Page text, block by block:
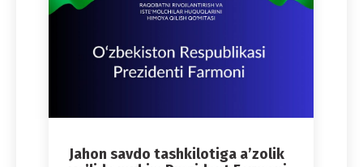
Jahon savdo tashkilotiga a’zolik